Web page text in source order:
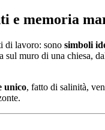
e memoria
di lavoro: sono simboli
muro di una chiesa,
unico, fatto di salinità,